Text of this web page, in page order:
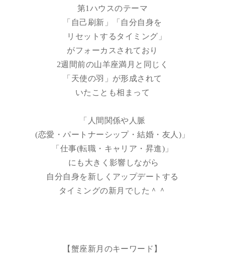
第1ハウスのテーマ
「自己刷新」「自分自身を
リセットするタイミング」
がフォーカスされており
2週間前の山羊座満月と同じく
「天使の羽」が形成されて
いたことも相まって
「人間関係や人脈
(恋愛・パートナーシップ・結婚・友人)」
「仕事(転職・キャリア・昇進)」
にも大きく影響しながら
自分自身を新しくアップデートする
タイミングの新月でした＾＾
【蟹座新月のキーワード】